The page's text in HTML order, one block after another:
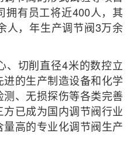
拥有员工将近400人，其
人，年生产调节阀3万余
、切削直径4米的数控立
的生产制造设备和化学
、无损探伤等各类完善
方已成为国内调节阀行业
高的专业化调节阀生产